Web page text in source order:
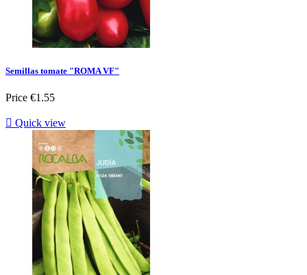
Semillas tomate "ROMA VF"
Price €1.55
 Quick view